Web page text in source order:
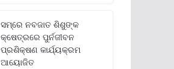
ସମ୍‌ରେ ନବଜାତ ଶିଶୁଙ୍କ
କ୍ଷେତ୍ରରେ ପୁର୍ନଜୀବନ
ପ୍ରଶିକ୍ଷଣ କାର୍ଯ୍ୟକ୍ରମ
ଆୟୋଜିତ